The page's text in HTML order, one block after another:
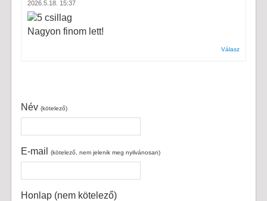
2026.5.18. 15:37
Nagyon finom lett!
Válasz
Név (kötelező)
E-mail (kötelező, nem jelenik meg nyilvánosan)
Honlap (nem kötelező)